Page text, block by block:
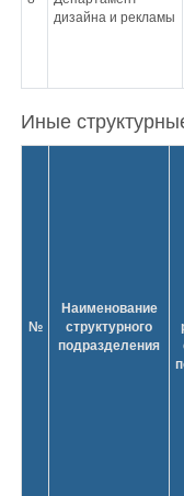
дизайна и рекламы
Иные
№
Наименование
структурного
подразделения